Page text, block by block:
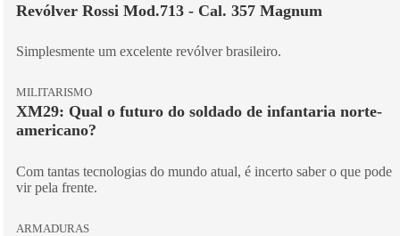
Revólver Rossi Mod.713 - Cal. 357 Magnum
Simplesmente um excelente revólver brasileiro.
MILITARISMO
XM29: Qual o futuro do soldado de infantaria norte-
americano?
Com tantas tecnologias do mundo atual, é incerto saber o que pode
vir pela frente.
ARMADURAS